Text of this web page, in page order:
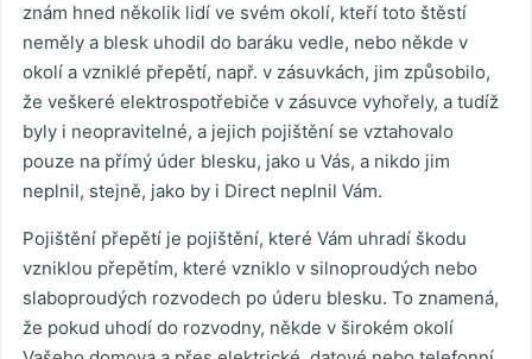
znám hned několik lidí ve svém okolí, kteří toto štěstí
neměly a blesk uhodil do baráku vedle, nebo někde v
okolí a vzniklé přepětí, např. v zásuvkách, jim způsobilo,
že veškeré elektrospotřebiče v zásuvce vyhořely, a tudíž
byly i neopravitelné, a jejich pojištění se vztahovalo
pouze na přímý úder blesku, jako u Vás, a nikdo jim
neplnil, stejně, jako by i Direct neplnil Vám.
Pojištění přepětí je pojištění, které Vám uhradí škodu
vzniklou přepětím, které vzniklo v silnoproudých nebo
slaboproudých rozvodech po úderu blesku. To znamená,
že pokud uhodí do rozvodny, někde v širokém okolí